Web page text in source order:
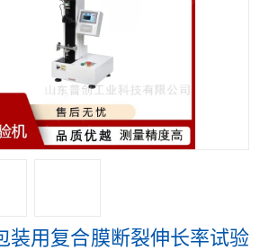
装用复合膜断裂伸长率试验